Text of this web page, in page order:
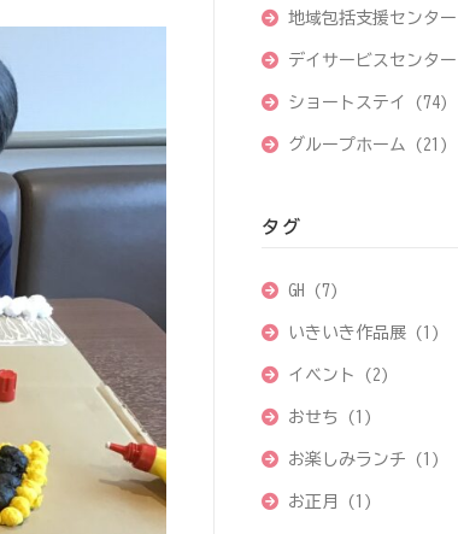
地域包括支援センター
デイサービスセンター
ショートステイ (74)
グループホーム (21)
タグ
GH (7)
いきいき作品展 (1)
イベント (2)
おせち (1)
お楽しみランチ (1)
お正月 (1)